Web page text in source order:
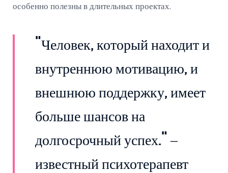
особенно полезны в длительных проектах.
"Человек, который находит и
внутреннюю мотивацию, и
внешнюю поддержку, имеет
больше шансов на
долгосрочный успех." –
известный психотерапевт